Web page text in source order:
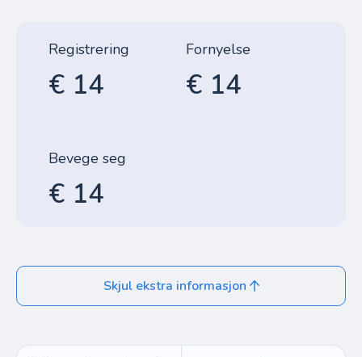
Registrering
€ 14
Fornyelse
€ 14
Bevege seg
€ 14
Skjul ekstra informasjon